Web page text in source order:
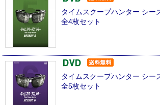
タイムスクープハンター シー
全4枚セット
タイムスクープハンター シー
全5枚セット